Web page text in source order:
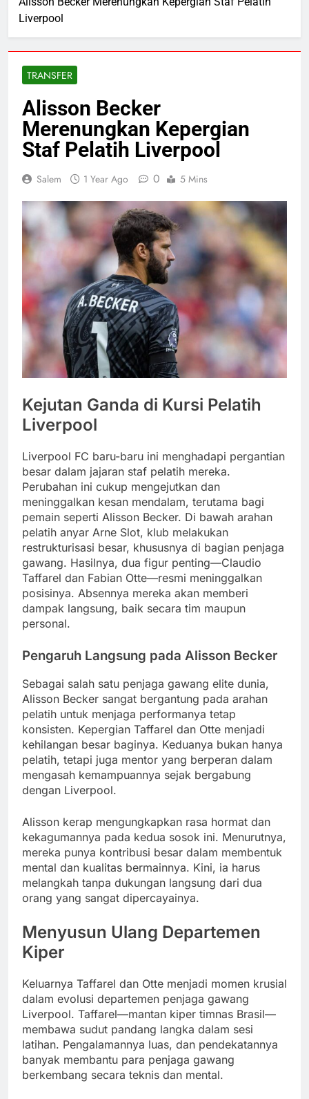
Liverpool
TRANSFER
Alisson Becker
Merenungkan Kepergian
Staf Pelatih Liverpool
Salem 1 Year Ago 0 5 Mins
Kejutan Ganda di Kursi Pelatih
Liverpool
Liverpool FC baru-baru ini menghadapi pergantian
besar dalam jajaran staf pelatih mereka.
Perubahan ini cukup mengejutkan dan
meninggalkan kesan mendalam, terutama bagi
pemain seperti Alisson Becker. Di bawah arahan
pelatih anyar Arne Slot, klub melakukan
restrukturisasi besar, khususnya di bagian penjaga
gawang. Hasilnya, dua figur penting—Claudio
Taffarel dan Fabian Otte—resmi meninggalkan
posisinya. Absennya mereka akan memberi
dampak langsung, baik secara tim maupun
personal.
Pengaruh Langsung pada Alisson Becker
Sebagai salah satu penjaga gawang elite dunia,
Alisson Becker sangat bergantung pada arahan
pelatih untuk menjaga performanya tetap
konsisten. Kepergian Taffarel dan Otte menjadi
kehilangan besar baginya. Keduanya bukan hanya
pelatih, tetapi juga mentor yang berperan dalam
mengasah kemampuannya sejak bergabung
dengan Liverpool.
Alisson kerap mengungkapkan rasa hormat dan
kekagumannya pada kedua sosok ini. Menurutnya,
mereka punya kontribusi besar dalam membentuk
mental dan kualitas bermainnya. Kini, ia harus
melangkah tanpa dukungan langsung dari dua
orang yang sangat dipercayainya.
Menyusun Ulang Departemen
Kiper
Keluarnya Taffarel dan Otte menjadi momen krusial
dalam evolusi departemen penjaga gawang
Liverpool. Taffarel—mantan kiper timnas Brasil—
membawa sudut pandang langka dalam sesi
latihan. Pengalamannya luas, dan pendekatannya
banyak membantu para penjaga gawang
berkembang secara teknis dan mental.